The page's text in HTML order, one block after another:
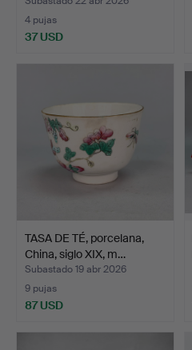
4 pujas
37 USD
TASA DE TÉ, porcelana,
China, siglo XIX, m…
Subastado 19 abr 2026
9 pujas
87 USD